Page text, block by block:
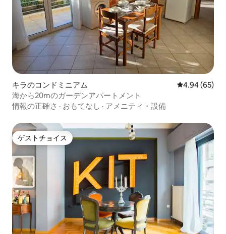
キラのコンドミニアム レビュー65
4.94 (65)
海から20mのガーデンアパートメント
情報の正確さ · おもてなし · アメニティ・設備
ゲストチョイス
ゲストチョイス